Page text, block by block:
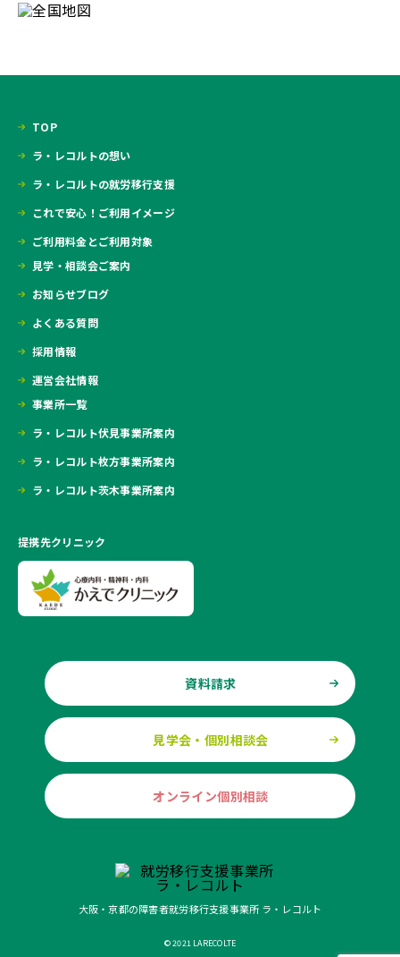
TOP
ラ・レコルトの想い
ラ・レコルトの就労移行支援
これで安心！ご利用イメージ
ご利用料金とご利用対象
見学・相談会ご案内
お知らせブログ
よくある質問
採用情報
運営会社情報
事業所一覧
ラ・レコルト伏見事業所案内
ラ・レコルト枚方事業所案内
ラ・レコルト茨木事業所案内
提携先クリニック
資料請求
見学会・個別相談会
オンライン個別相談
大阪・京都の障害者就労移行支援事業所 ラ・レコルト
© 2021 LARECOLTE